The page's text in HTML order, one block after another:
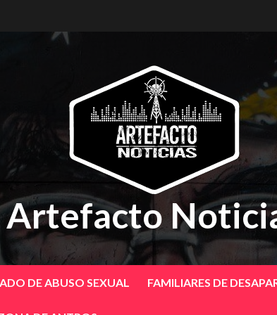
Artefacto
DE ABUSO SEXUAL FAMILIARES DE